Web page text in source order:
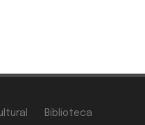
Biblioteca